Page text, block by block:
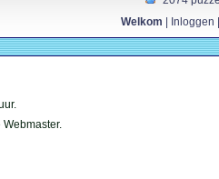
Welkom
Inloggen